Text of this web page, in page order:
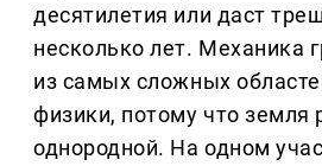
десятилетия или даст
несколько лет. Механика
из самых сложных
физики, потому что земля
однородной. На одном